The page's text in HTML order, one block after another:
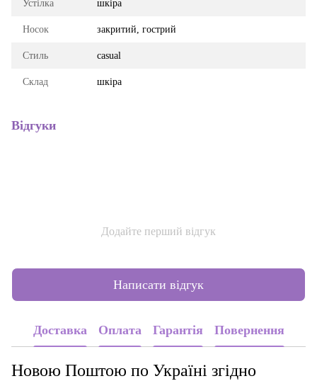
Устілка шкіра
Носок закритий, гострий
Стиль casual
Склад шкіра
Відгуки
Додайте перший відгук
Написати відгук
Доставка Оплата Гарантія Повернення
Новою Поштою по Україні згідно